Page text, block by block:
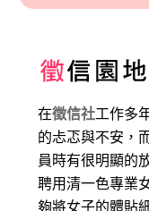
在徵信社工作多
的忐忑與不安，
員時有很明顯的
聘用清一色專業
夠將女子的體貼